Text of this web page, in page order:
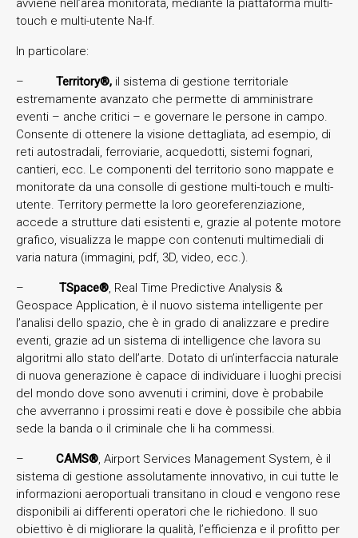
avviene nell’area monitorata, mediante la piattaforma multi-
touch e multi-utente Na-If.
In particolare:
– Territory®, il sistema di gestione territoriale
estremamente avanzato che permette di amministrare
eventi – anche critici – e governare le persone in campo.
Consente di ottenere la visione dettagliata, ad esempio, di
reti autostradali, ferroviarie, acquedotti, sistemi fognari,
cantieri, ecc. Le componenti del territorio sono mappate e
monitorate da una consolle di gestione multi-touch e multi-
utente. Territory permette la loro georeferenziazione,
accede a strutture dati esistenti e, grazie al potente motore
grafico, visualizza le mappe con contenuti multimediali di
varia natura (immagini, pdf, 3D, video, ecc.).
– TSpace®, Real Time Predictive Analysis &
Geospace Application, è il nuovo sistema intelligente per
l’analisi dello spazio, che è in grado di analizzare e predire
eventi, grazie ad un sistema di intelligence che lavora su
algoritmi allo stato dell’arte. Dotato di un’interfaccia naturale
di nuova generazione è capace di individuare i luoghi precisi
del mondo dove sono avvenuti i crimini, dove è probabile
che avverranno i prossimi reati e dove è possibile che abbia
sede la banda o il criminale che li ha commessi.
– CAMS®, Airport Services Management System, è il
sistema di gestione assolutamente innovativo, in cui tutte le
informazioni aeroportuali transitano in cloud e vengono rese
disponibili ai differenti operatori che le richiedono. Il suo
obiettivo è di migliorare la qualità, l’efficienza e il profitto per